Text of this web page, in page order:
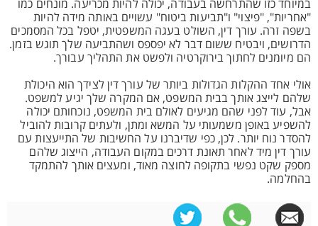
במיוחד כזו שהתרחשה בעבודה, יכולה להיות מכריעה. מונחים כמו
"אחריות", "פיצוי" ו"תביעות ביטוח" עשויים באותה מידה להיות
בשפה זרה. עורך דין, השולט בעגה המשפטית, יטפל בכל המסמכים
הדרושים, ויבטיח ששום דבר לא יפספס ושהתביעה שלך תוגש בזמן.
הם מיומנים לחתוך בירוקרטיה ולפשט את התהליך עבורך.
אולי אחד ההקלות הגדולות ביותר של עורך דין לצידך הוא היכולת
שלהם לייצג אותך בבית המשפט, אם המקרה שלך יגיע למשפט.
אבל, עוד לפני שהם מגיעים לאולם בית המשפט, נוכחותם יכולה
להשפיע באופן משמעותי על המשא ומתן, ולעתים קרובות להוביל
להסדר נוח יותר. לכן, כפי שדיברנו על החשיבות של התייעצות עם
עורך דין מיד לאחר תאונת דרכים במקום העבודה, הייצוג שלהם
מספק שקט נפשי בתקופה לחוצה מאוד, ומעצים אותך להתמקד
בהחלמה.